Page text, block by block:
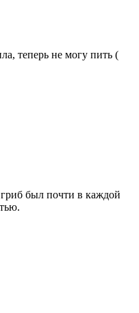
теперь не могу пить (
был почти в каждой